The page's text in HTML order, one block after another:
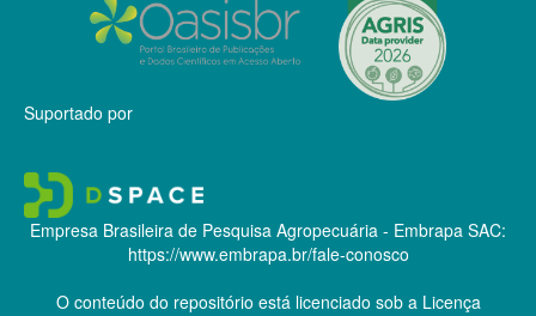
Suportado por
Empresa Brasileira de Pesquisa Agropecuária - Embrapa SAC:
https://www.embrapa.br/fale-conosco
O conteúdo do repositório está licenciado sob a Licença